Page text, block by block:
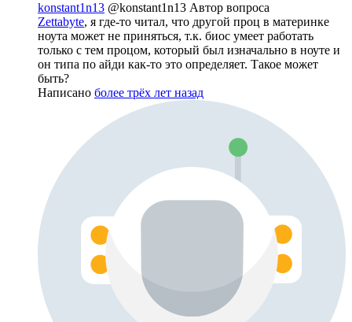
konstant1n13 @konstant1n13 Автор вопроса
Zettabyte, я где-то читал, что другой проц в материнке
ноута может не приняться, т.к. биос умеет работать
только с тем процом, который был изначально в ноуте и
он типа по айди как-то это определяет. Такое может
быть?
Написано более трёх лет назад